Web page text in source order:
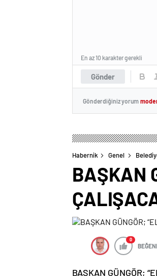
Gönder
En az 10 karakter gerekli
Gönderdiğiniz yorum
Habernik Genel
BAŞKAN
0
BAŞKAN GÜNGÖR;